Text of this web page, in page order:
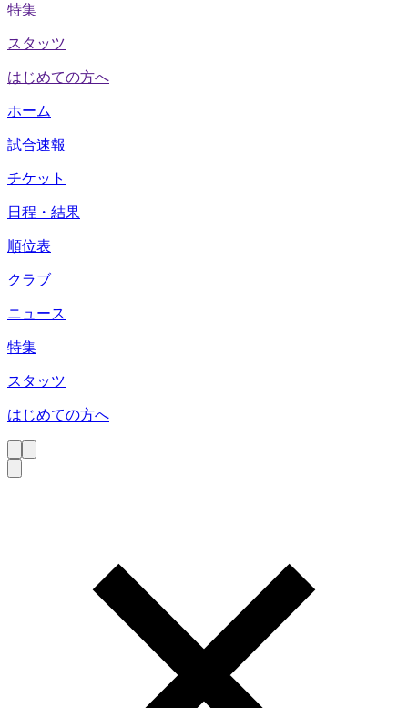
特集
スタッツ
はじめての方へ
ホーム
試合速報
チケット
日程・結果
順位表
クラブ
ニュース
特集
スタッツ
はじめての方へ